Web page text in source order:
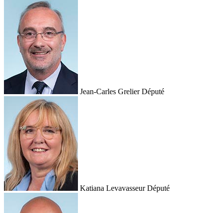
Jean-Carles Grelier Député
Katiana Levavasseur Député